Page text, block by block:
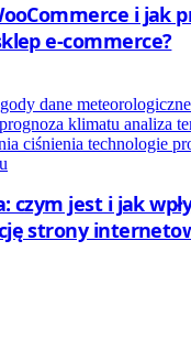
i jak
e-commerce?
czym jest i jak
strony